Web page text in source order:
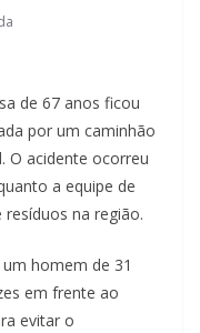
de 67 anos ficou
por um caminhão
O acidente ocorreu
a equipe de
na região.
homem de 31
em frente ao
evitar o